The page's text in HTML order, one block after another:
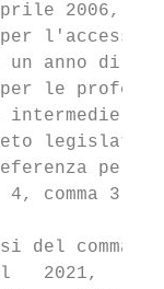
2006, n.
l'accesso
anno di
per le
intermedie e
legislativo
per
comma 3,
del comma 5
2021,   in